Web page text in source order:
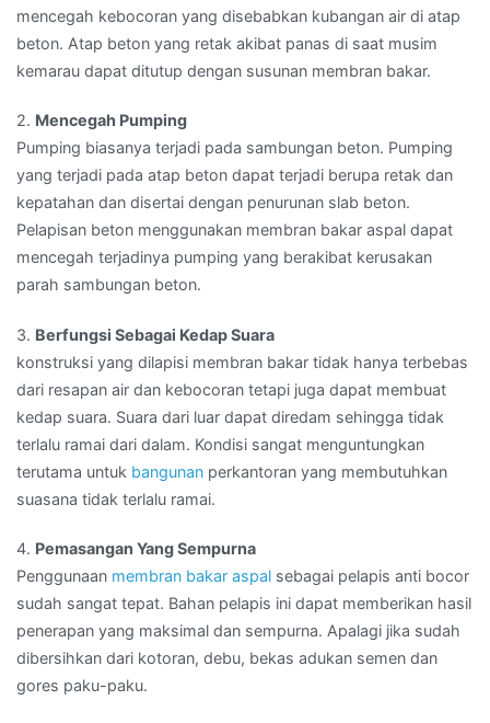
mencegah kebocoran yang disebabkan kubangan air di atap
beton. Atap beton yang retak akibat panas di saat musim
kemarau dapat ditutup dengan susunan membran bakar.
2. Mencegah Pumping
Pumping biasanya terjadi pada sambungan beton. Pumping
yang terjadi pada atap beton dapat terjadi berupa retak dan
kepatahan dan disertai dengan penurunan slab beton.
Pelapisan beton menggunakan membran bakar aspal dapat
mencegah terjadinya pumping yang berakibat kerusakan
parah sambungan beton.
3. Berfungsi Sebagai Kedap Suara
konstruksi yang dilapisi membran bakar tidak hanya terbebas
dari resapan air dan kebocoran tetapi juga dapat membuat
kedap suara. Suara dari luar dapat diredam sehingga tidak
terlalu ramai dari dalam. Kondisi sangat menguntungkan
terutama untuk bangunan perkantoran yang membutuhkan
suasana tidak terlalu ramai.
4. Pemasangan Yang Sempurna
Penggunaan membran bakar aspal sebagai pelapis anti bocor
sudah sangat tepat. Bahan pelapis ini dapat memberikan hasil
penerapan yang maksimal dan sempurna. Apalagi jika sudah
dibersihkan dari kotoran, debu, bekas adukan semen dan
gores paku-paku.